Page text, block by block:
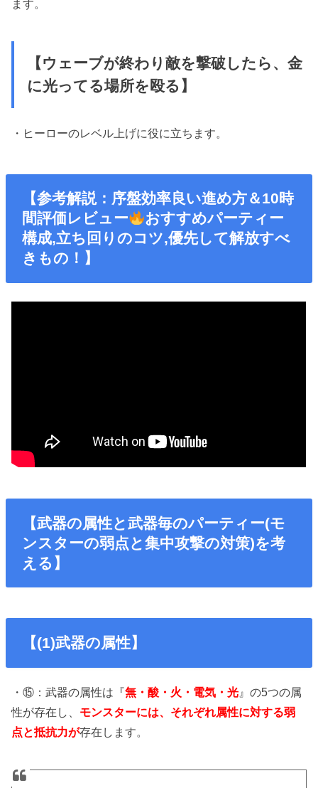
ます。
【ウェーブが終わり敵を撃破したら、金
に光ってる場所を殴る】
・ヒーローのレベル上げに役に立ちます。
【参考解説：序盤効率良い進め方＆10時
間評価レビュー
おすすめパーティー
構成,立ち回りのコツ,優先して解放すべ
きもの！】
【武器の属性と武器毎のパーティー(モ
ンスターの弱点と集中攻撃の対策)を考
える】
【(1)武器の属性】
・⑮：武器の属性は『無・酸・火・電気・光 』の5つの属
性が存在し、 モンスターには、それぞれ属性に対する弱
点と抵抗力が存在します。